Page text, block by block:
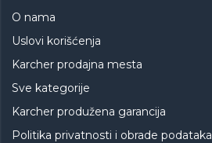
O nama
Uslovi korišćenja
Karcher prodajna mesta
Sve kategorije
Karcher produžena garancija
Politika privatnosti i obrade podataka